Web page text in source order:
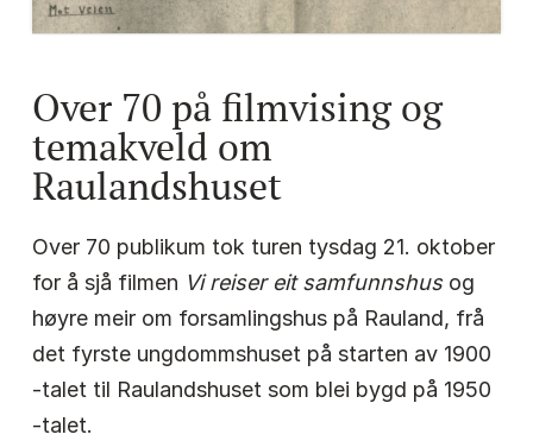
Over 70 på filmvising og
temakveld om
Raulandshuset
Over 70 publikum tok turen tysdag 21. oktober
for å sjå filmen Vi reiser eit samfunnshus og
høyre meir om forsamlingshus på Rauland, frå
det fyrste ungdommshuset på starten av 1900
-talet til Raulandshuset som blei bygd på 1950
-talet.